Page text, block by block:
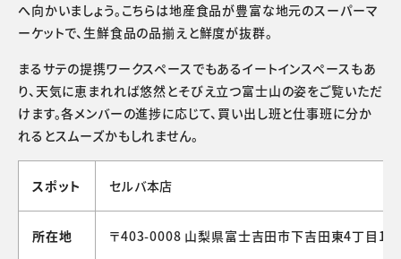
へ向かいましょう。こちらは地産食品が豊富な地元のスーパーマ
ーケットで、生鮮食品の品揃えと鮮度が抜群。
まるサテの提携ワークスペースでもあるイートインスペースもあ
り、天気に恵まれれば悠然とそびえ立つ富士山の姿をご覧いただ
けます。各メンバーの進捗に応じて、買い出し班と仕事班に分か
れるとスムーズかもしれません。
スポット セルバ本店
所在地 〒403-0008 山梨県富士吉田市下吉田東4丁目